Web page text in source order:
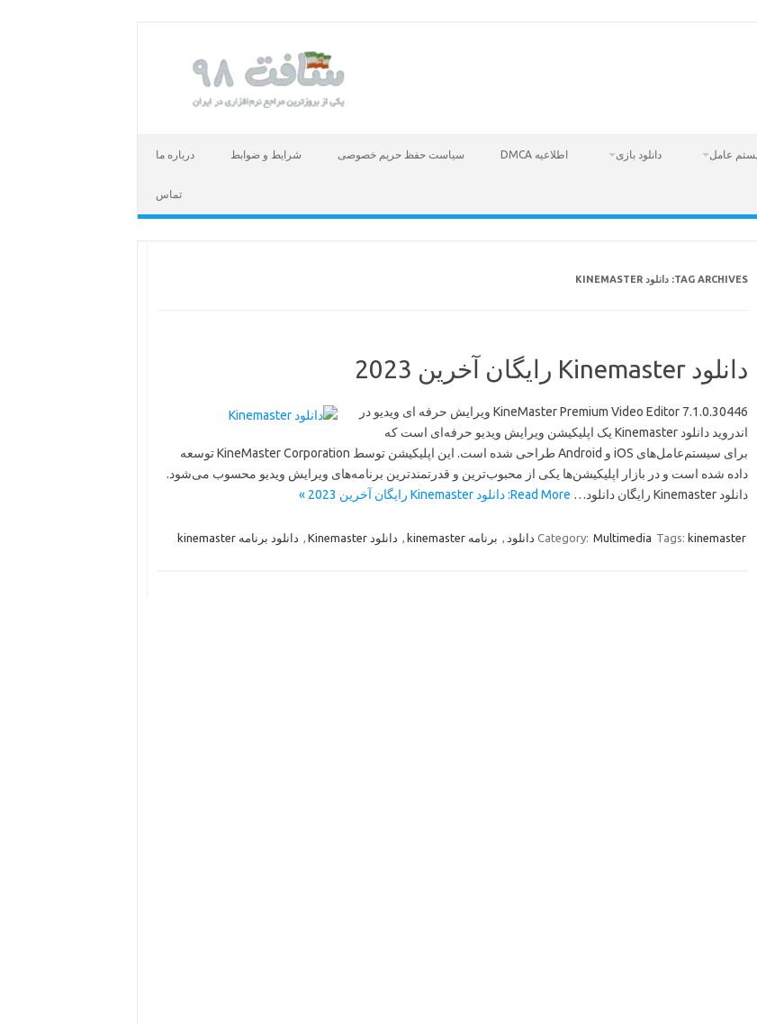
عامل دانلود بازی اطلاعیه DMCA سیاست حفظ حریم خصوصی شرایط و ضوابط درباره ما
تماس
TAG ARCHIVES: دانلود KINEMASTER
دانلود Kinemaster رایگان آخرین 2023
KineMaster Premium Video Editor 7.1.0.30446 ویرایش حرفه ای ویدیو در
اندروید دانلود Kinemaster یک اپلیکیشن ویرایش ویدیو حرفه‌ای است که
برای سیستم‌عامل‌های iOS و Android طراحی شده است. این اپلیکیشن توسط KineMaster Corporation توسعه
داده شده است و در بازار اپلیکیشن‌ها یکی از محبوب‌ترین و قدرتمندترین برنامه‌های ویرایش ویدیو محسوب می‌شود.
دانلود Kinemaster رایگان دانلود…
Read More: دانلود Kinemaster رایگان آخرین 2023 »
Category: Multimedia Tags: kinemaster دانلود , برنامه kinemaster , دانلود Kinemaster , دانلود برنامه kinemaster